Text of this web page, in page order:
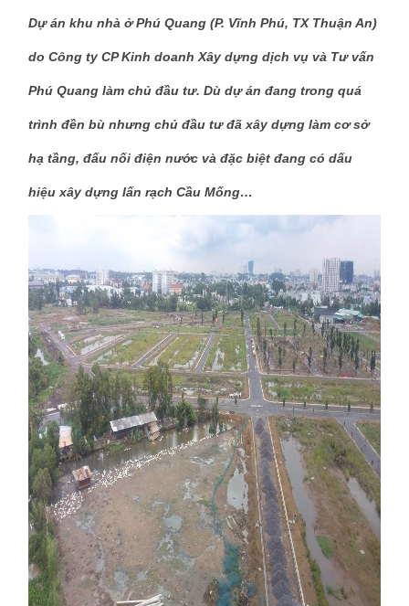
Dự án khu nhà ở Phú Quang (P. Vĩnh Phú, TX Thuận An)
do Công ty CP Kinh doanh Xây dựng dịch vụ và Tư vấn
Phú Quang làm chủ đầu tư. Dù dự án đang trong quá
trình đền bù nhưng chủ đầu tư đã xây dựng làm cơ sở
hạ tầng, đấu nối điện nước và đặc biệt đang có dấu
hiệu xây dựng lấn rạch Cầu Mống…